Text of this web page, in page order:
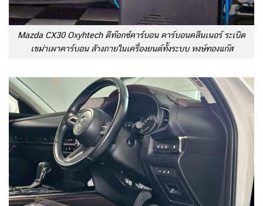
Mazda CX30 Oxyhtech ดีท๊อกซ์คาร์บอน คาร์บอนคลีนเนอร์ ระเบิด
เขม่าเผาคาร์บอน ล้างภายในเครื่องยนต์ทั้งระบบ หงษ์ทองแก๊ส